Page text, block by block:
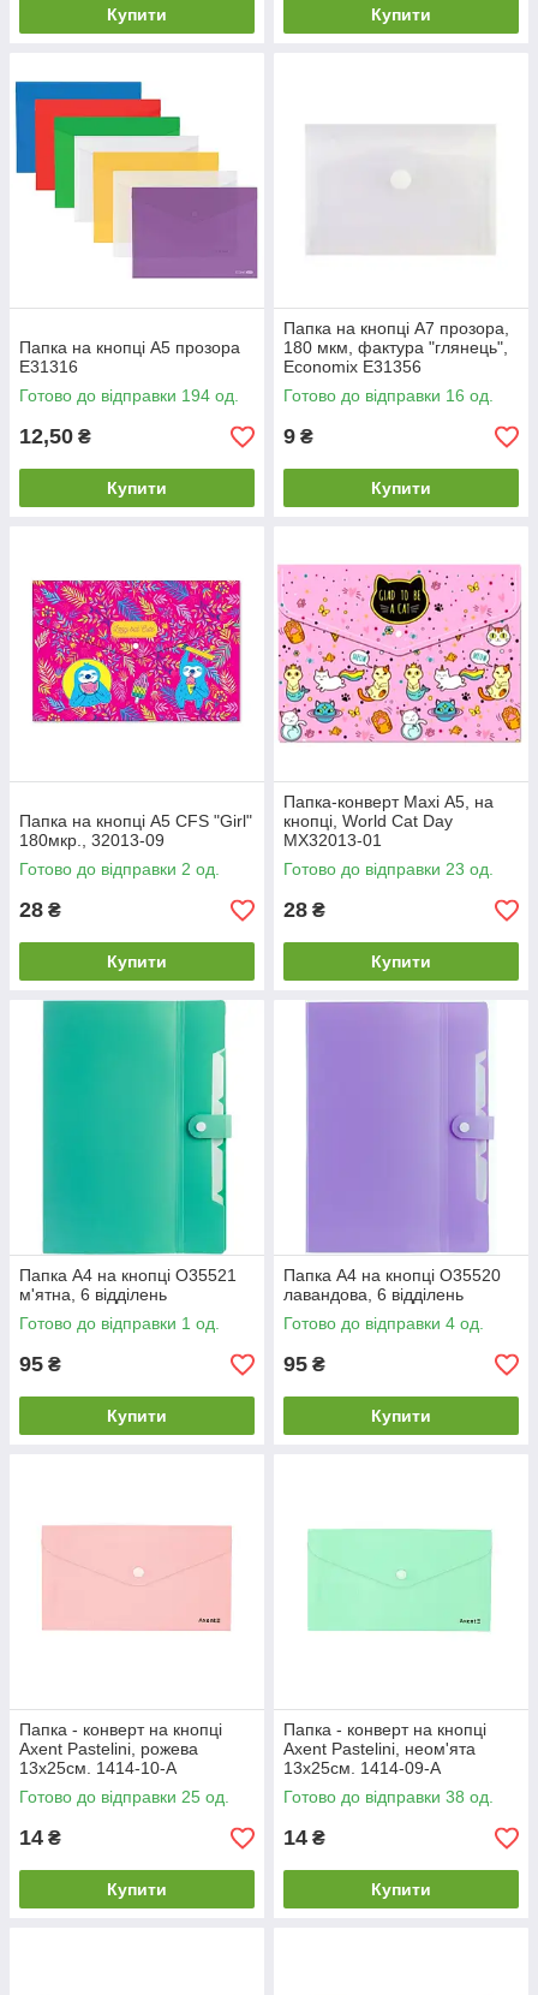
Купити Купити
Папка на кнопці А5 прозора
Е31316
Готово до відправки 194 од.
12,50 ₴
Купити
Папка на кнопці А7 прозора,
180 мкм, фактура "глянець",
Economix E31356
Готово до відправки 16 од.
9 ₴
Купити
Папка на кнопці А5 CFS "Girl"
180мкр., 32013-09
Готово до відправки 2 од.
28 ₴
Купити
Папка-конверт Maxi А5, на
кнопці, World Cat Day
MX32013-01
Готово до відправки 23 од.
28 ₴
Купити
Папка А4 на кнопці O35521
м'ятна, 6 відділень
Готово до відправки 1 од.
95 ₴
Купити
Папка А4 на кнопці O35520
лавандова, 6 відділень
Готово до відправки 4 од.
95 ₴
Купити
Папка - конверт на кнопці
Axent Pastelini, рожева
13х25см. 1414-10-A
Готово до відправки 25 од.
14 ₴
Купити
Папка - конверт на кнопці
Axent Pastelini, неом'ята
13х25см. 1414-09-A
Готово до відправки 38 од.
14 ₴
Купити